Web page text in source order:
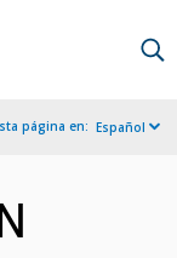
página en: Español